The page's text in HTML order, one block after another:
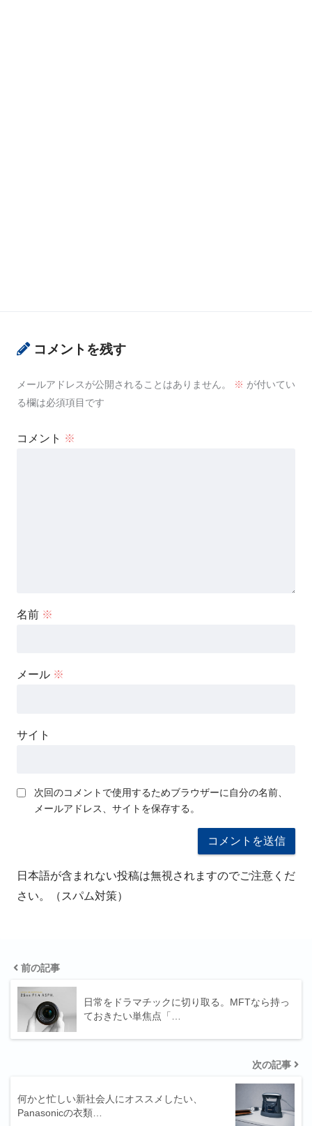
コメントを残す
メールアドレスが公開されることはありません。 ※ が付いてい
る欄は必須項目です
コメント ※
名前 ※
メール ※
サイト
次回のコメントで使用するためブラウザーに自分の名前、
メールアドレス、サイトを保存する。
日本語が含まれない投稿は無視されますのでご注意くだ
さい。（スパム対策）
前の記事
日常をドラマチックに切り取る。MFTなら持っ
ておきたい単焦点「…
次の記事
何かと忙しい新社会人にオススメしたい、
Panasonicの衣類…